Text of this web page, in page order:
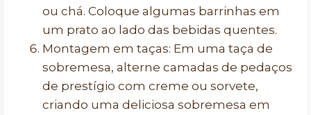
ou chá. Coloque algumas barrinhas em
um prato ao lado das bebidas quentes.
Montagem em taças: Em uma taça de
sobremesa, alterne camadas de pedaços
de prestígio com creme ou sorvete,
criando uma deliciosa sobremesa em